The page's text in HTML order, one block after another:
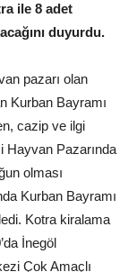
ile 8 adet
duyurdu.
pazarı olan
Kurban Bayramı
cazip ve ilgi
Hayvan Pazarında
olması
Kurban Bayramı
Kotra kiralama
İnegöl
Çok Amaçlı